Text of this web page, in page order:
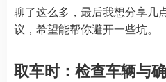
聊了这么多，最后我想分享几
议，希望能帮你避开一些坑。
取车时：检查车辆与